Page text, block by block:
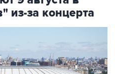
из-за концерта